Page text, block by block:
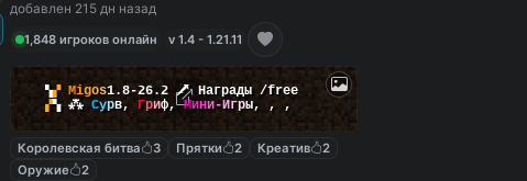
добавлен 215 дн назад
1,848 игроков онлайн
v 1.4 - 1.21.11
▚▞ Migos1.8-26.2 🗡 Награды /free
▞▚ ⁂ Сурв, Гриф,Мини-Игры, , ,
Королевская битва 3 Прятки 2 Креатив
2
Оружие
2